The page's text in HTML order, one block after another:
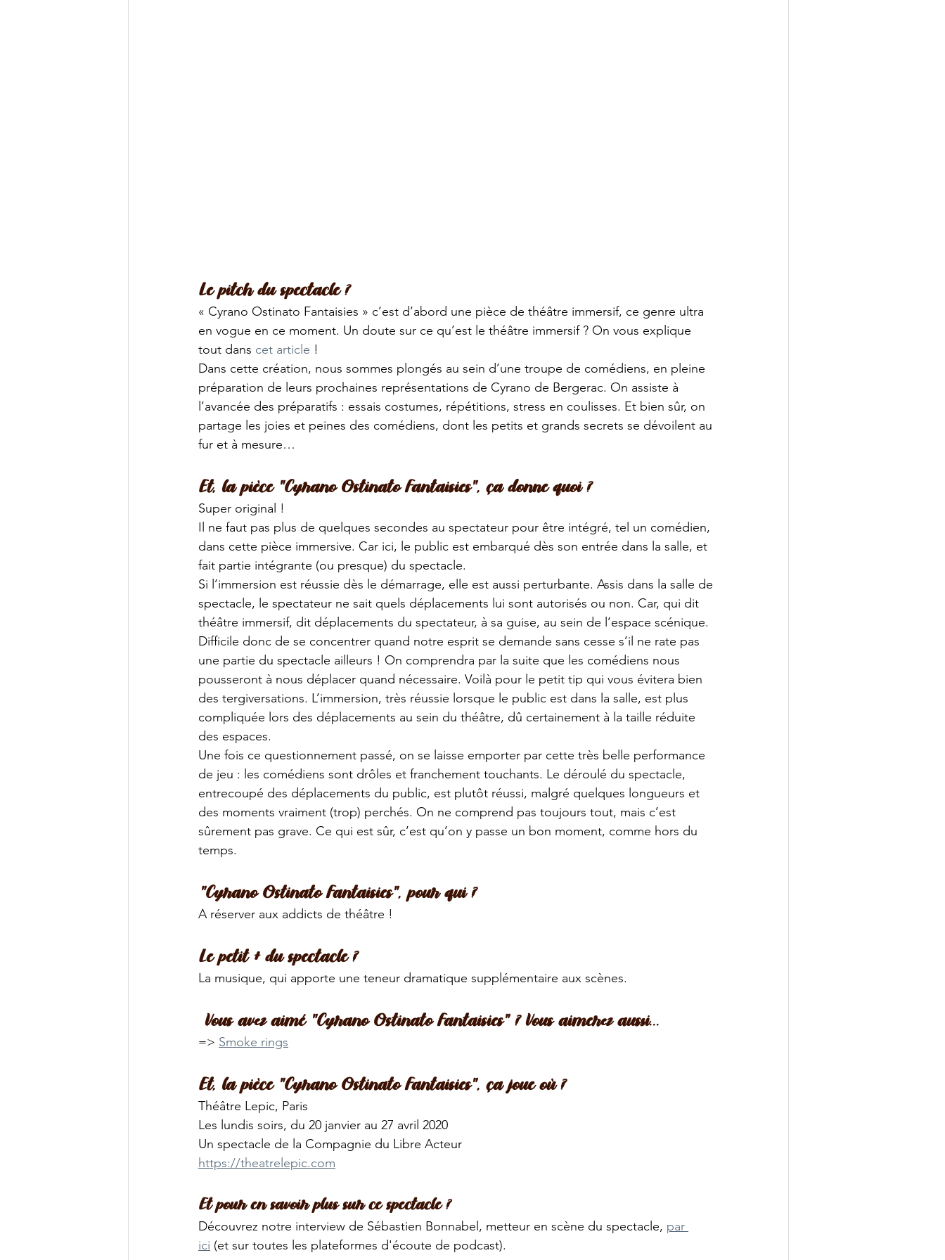
Le pitch du spectacle ?
« Cyrano Ostinato Fantaisies » c’est d’abord une pièce de théâtre immersif, ce genre ultra
en vogue en ce moment. Un doute sur ce qu’est le théâtre immersif ? On vous explique
tout dans cet article !
Dans cette création, nous sommes plongés au sein d’une troupe de comédiens, en pleine
préparation de leurs prochaines représentations de Cyrano de Bergerac. On assiste à
l’avancée des préparatifs : essais costumes, répétitions, stress en coulisses. Et bien sûr, on
partage les joies et peines des comédiens, dont les petits et grands secrets se dévoilent au
fur et à mesure…
Et, la pièce "Cyrano Ostinato Fantaisies", ça donne quoi ?
Super original !
Il ne faut pas plus de quelques secondes au spectateur pour être intégré, tel un comédien,
dans cette pièce immersive. Car ici, le public est embarqué dès son entrée dans la salle, et
fait partie intégrante (ou presque) du spectacle.
Si l’immersion est réussie dès le démarrage, elle est aussi perturbante. Assis dans la salle de
spectacle, le spectateur ne sait quels déplacements lui sont autorisés ou non. Car, qui dit
théâtre immersif, dit déplacements du spectateur, à sa guise, au sein de l’espace scénique.
Difficile donc de se concentrer quand notre esprit se demande sans cesse s’il ne rate pas
une partie du spectacle ailleurs ! On comprendra par la suite que les comédiens nous
pousseront à nous déplacer quand nécessaire. Voilà pour le petit tip qui vous évitera bien
des tergiversations. L’immersion, très réussie lorsque le public est dans la salle, est plus
compliquée lors des déplacements au sein du théâtre, dû certainement à la taille réduite
des espaces.
Une fois ce questionnement passé, on se laisse emporter par cette très belle performance
de jeu : les comédiens sont drôles et franchement touchants. Le déroulé du spectacle,
entrecoupé des déplacements du public, est plutôt réussi, malgré quelques longueurs et
des moments vraiment (trop) perchés. On ne comprend pas toujours tout, mais c’est
sûrement pas grave. Ce qui est sûr, c’est qu’on y passe un bon moment, comme hors du
temps.
"Cyrano Ostinato Fantaisies", pour qui ?
A réserver aux addicts de théâtre !
Le petit + du spectacle ?
La musique, qui apporte une teneur dramatique supplémentaire aux scènes.
Vous avez aimé "Cyrano Ostinato Fantaisies" ? Vous aimerez aussi...
=> Smoke rings
Et, la pièce "Cyrano Ostinato Fantaisies", ça joue où ?
Théâtre Lepic, Paris
Les lundis soirs, du 20 janvier au 27 avril 2020
Un spectacle de la Compagnie du Libre Acteur
https://theatrelepic.com
Et pour en savoir plus sur ce spectacle ?
Découvrez notre interview de Sébastien Bonnabel, metteur en scène du spectacle, par
ici (et sur toutes les plateformes d'écoute de podcast).